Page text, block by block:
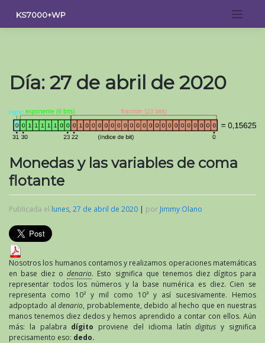
contenido
KS7000+WP
Día: 27 de abril de 2020
Monedas y las variables de coma
flotante
Publicada el lunes, 27 de abril de 2020 | por Jimmy Olano
Nosotros los humanos contamos y realizamos operaciones matemáticas
en base diez odenario. Esto significa que tenemos diez dígitos para
representar todos los números y la base numérica es diez. Cien se
representa como 10² y mil como 10³ y así sucesivamente. Hemos
adpoptado aldenario, probablemente, debido al hecho que en nuestras
manos tenemos diez dedos y hemos aprendido a contar con ellos. Aún
más: la palabra dígito proviene del idioma latíndigitus y significa
precisamento eso: dedo.